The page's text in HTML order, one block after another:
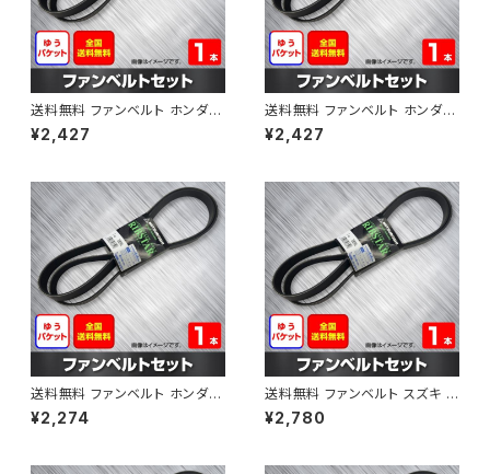
送料無料 ファンベルト ホンダ
ゼスト 型式JE1 H18.03～H24.
11 （国内トップメーカー） 1本 H
¥2,427
送料無料 ファンベルト ホンダ ラ
イフ 型式JB6 H15.09～H20.1
1 （国内トップメーカー） 1本 HA
¥2,427
送料無料 ファンベルト ホンダ フ
ィット 型式GE6 H19.10～H25.
09 （国内トップメーカー） 1本 H
¥2,274
送料無料 ファンベルト スズキ ス
ペーシア 型式MK32S H25.03
～H30.02 （国内トップメーカ
¥2,780